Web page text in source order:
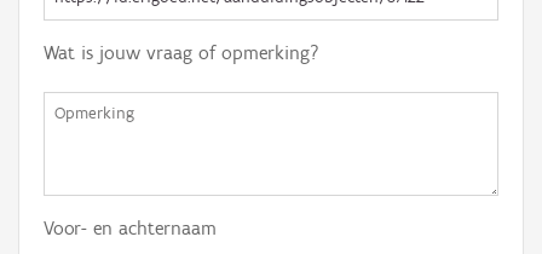
Wat is jouw vraag of opmerking?
Voor- en achternaam